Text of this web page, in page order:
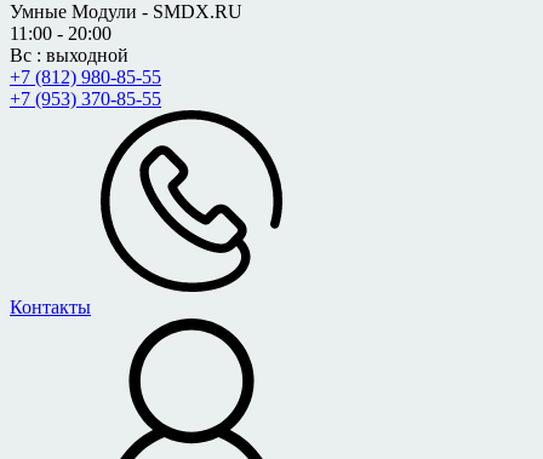
Умные Модули - SMDX.RU
11:00 - 20:00
Вс : выходной
+7 (812) 980-85-55
+7 (953) 370-85-55
Контакты